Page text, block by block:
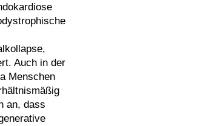
Auch in der
Menschen
an, dass